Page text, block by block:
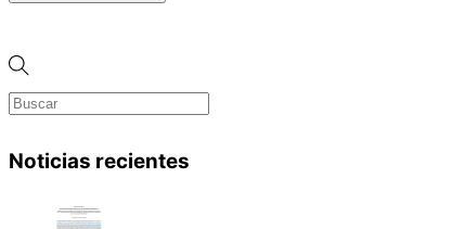
Noticias recientes